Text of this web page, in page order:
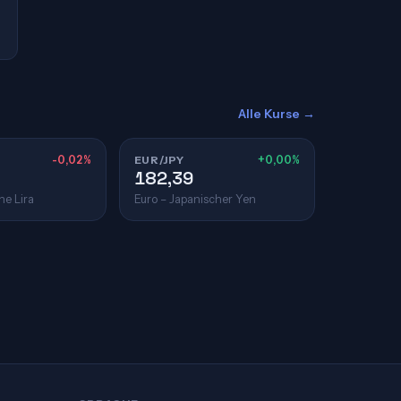
Alle Kurse →
-0,02%
Lira
EUR/JPY +0,00%
182,39
Euro – Japanischer Yen